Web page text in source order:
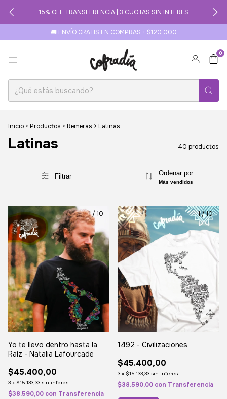
15% OFF TRANSFERENCIA | 3 CUOTAS SIN INTERES
🚚 ENVÍO GRATIS EN COMPRAS + $120.000
0
Inicio > Productos > Remeras > Latinas
Latinas 40 productos
Filtrar Ordenar por:
Más vendidos
1/ 10
Yo te llevo dentro hasta la
Raíz - Natalia Lafourcade
$45.400,00
3 x $15.133,33 sin interés
$38.590,00 con Transferencia
1/10
1492 - Civilizaciones
$45.400,00
3 x $15.133,33 sin interés
$38.590,00 con Transferencia